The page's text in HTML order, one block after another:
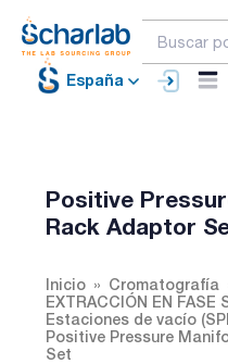
España
Positive
Rack Adaptor
Inicio
Cromatografía
EXTRACCIÓN EN FASE
Estaciones de vacío
Positive Pressure
Set